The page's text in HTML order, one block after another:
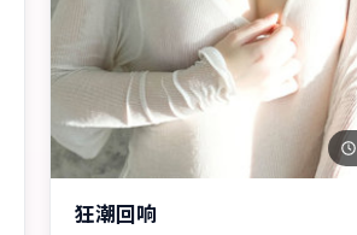
狂潮回响